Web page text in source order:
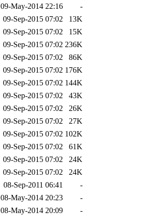
09-May-2014 22:16
-
09-Sep-2015 07:02
13K
09-Sep-2015 07:02
15K
09-Sep-2015 07:02 236K
09-Sep-2015 07:02
86K
09-Sep-2015 07:02 176K
09-Sep-2015 07:02 144K
09-Sep-2015 07:02
43K
09-Sep-2015 07:02
26K
09-Sep-2015 07:02
27K
09-Sep-2015 07:02 102K
09-Sep-2015 07:02
61K
09-Sep-2015 07:02
24K
09-Sep-2015 07:02
24K
08-Sep-2011 06:41
-
08-May-2014 20:23
-
08-May-2014 20:09
-